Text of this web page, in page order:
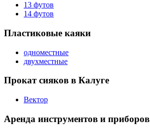
13 футов
14 футов
Пластиковые каяки
одноместные
двухместные
Прокат сияков в Калуге
Вектор
Аренда инструментов и приборов